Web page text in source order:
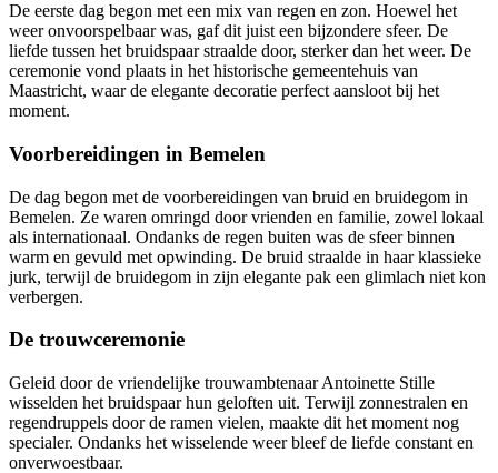
De eerste dag begon met een mix van regen en zon. Hoewel het
weer onvoorspelbaar was, gaf dit juist een bijzondere sfeer. De
liefde tussen het bruidspaar straalde door, sterker dan het weer. De
ceremonie vond plaats in het historische gemeentehuis van
Maastricht, waar de elegante decoratie perfect aansloot bij het
moment.
Voorbereidingen in Bemelen
De dag begon met de voorbereidingen van bruid en bruidegom in
Bemelen. Ze waren omringd door vrienden en familie, zowel lokaal
als internationaal. Ondanks de regen buiten was de sfeer binnen
warm en gevuld met opwinding. De bruid straalde in haar klassieke
jurk, terwijl de bruidegom in zijn elegante pak een glimlach niet kon
verbergen.
De trouwceremonie
Geleid door de vriendelijke trouwambtenaar Antoinette Stille
wisselden het bruidspaar hun geloften uit. Terwijl zonnestralen en
regendruppels door de ramen vielen, maakte dit het moment nog
specialer. Ondanks het wisselende weer bleef de liefde constant en
onverwoestbaar.